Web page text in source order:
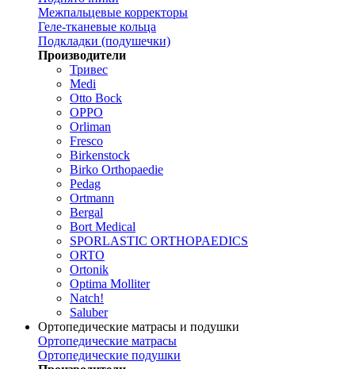
Межпальцевые корректоры
Геле-тканевые кольца
Подкладки (подушечки)
Производители
Тривес
Medi
Otto Bock
OPPO
Orliman
Fresco
Birkenstock
Birko Orthopaedie
Pedag
Ortmann
Bergal
Bort Medical
SPORLASTIC ORTHOPAEDICS
ORTO
Ortonik
Optima Molliter
Natch!
Saluber
Ортопедические матрасы и подушки
Ортопедические матрасы
Ортопедические подушки